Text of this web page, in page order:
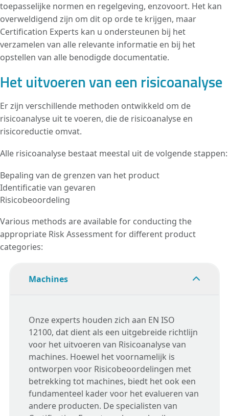
toepasselijke normen en regelgeving, enzovoort. Het kan
overweldigend zijn om dit op orde te krijgen, maar
Certification Experts kan u ondersteunen bij het
verzamelen van alle relevante informatie en bij het
opstellen van alle benodigde documentatie.
Het uitvoeren van een risicoanalyse
Er zijn verschillende methoden ontwikkeld om de
risicoanalyse uit te voeren, die de risicoanalyse en
risicoreductie omvat.
Alle risicoanalyse bestaat meestal uit de volgende stappen:
Bepaling van de grenzen van het product
Identificatie van gevaren
Risicobeoordeling
Various methods are available for conducting the
appropriate Risk Assessment for different product
categories:
Machines
Onze experts houden zich aan EN ISO
12100, dat dient als een uitgebreide richtlijn
voor het uitvoeren van Risicoanalyse van
machines. Hoewel het voornamelijk is
ontworpen voor Risicobeoordelingen met
betrekking tot machines, biedt het ook een
fundamenteel kader voor het evalueren van
andere producten. De specialisten van